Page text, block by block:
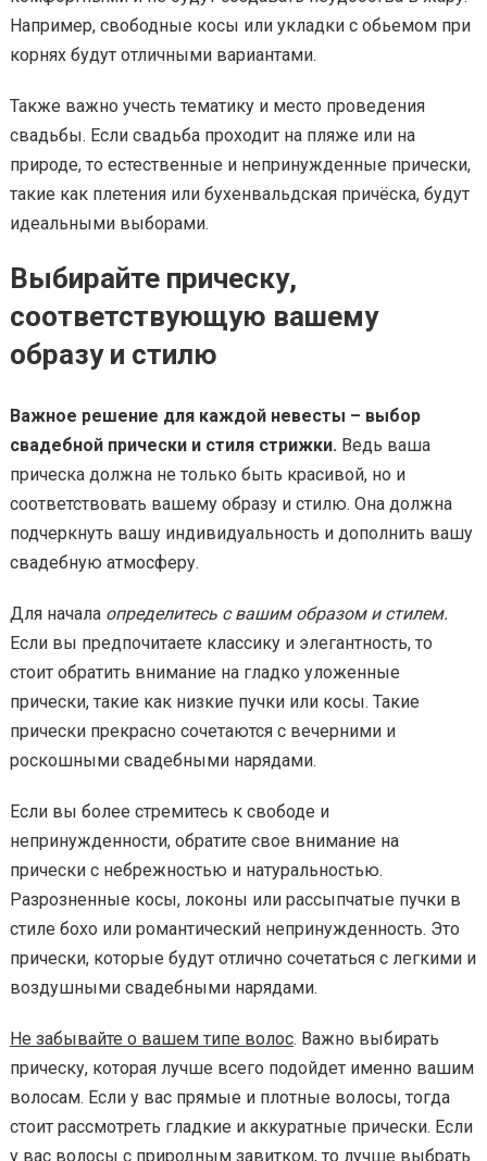
Например, свободные косы или укладки с обьемом при
корнях будут отличными вариантами.
Также важно учесть тематику и место проведения
свадьбы. Если свадьба проходит на пляже или на
природе, то естественные и непринужденные прически,
такие как плетения или бухенвальдская причёска, будут
идеальными выборами.
Выбирайте прическу,
соответствующую вашему
образу и стилю
Важное решение для каждой невесты – выбор
свадебной прически и стиля стрижки. Ведь ваша
прическа должна не только быть красивой, но и
соответствовать вашему образу и стилю. Она должна
подчеркнуть вашу индивидуальность и дополнить вашу
свадебную атмосферу.
Для начала определитесь с вашим образом и стилем.
Если вы предпочитаете классику и элегантность, то
стоит обратить внимание на гладко уложенные
прически, такие как низкие пучки или косы. Такие
прически прекрасно сочетаются с вечерними и
роскошными свадебными нарядами.
Если вы более стремитесь к свободе и
непринужденности, обратите свое внимание на
прически с небрежностью и натуральностью.
Разрозненные косы, локоны или рассыпчатые пучки в
стиле бохо или романтический непринужденность. Это
прически, которые будут отлично сочетаться с легкими и
воздушными свадебными нарядами.
Не забывайте о вашем типе волос. Важно выбирать
прическу, которая лучше всего подойдет именно вашим
волосам. Если у вас прямые и плотные волосы, тогда
стоит рассмотреть гладкие и аккуратные прически. Если
у вас волосы с природным завитком, то лучше выбрать